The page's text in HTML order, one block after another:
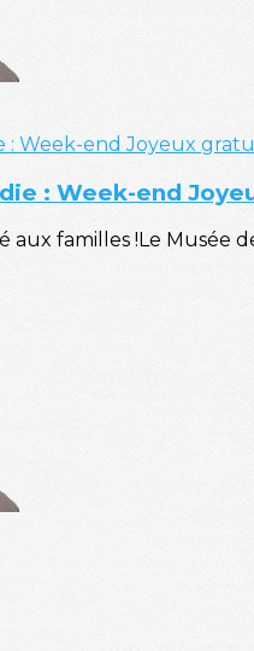
: Week-end
familles !Le Musée